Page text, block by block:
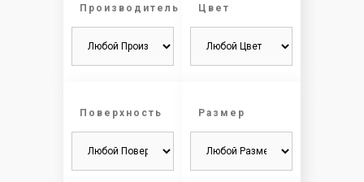
Производитель Цвет
Поверхность Размер